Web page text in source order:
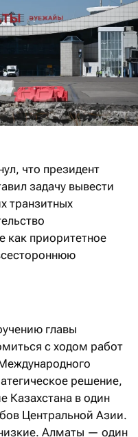
что президент
задачу вывести
транзитных
как приоритетное
главы
с ходом работ
решение,
Казахстана в один
Центральной Азии.
Алматы — один